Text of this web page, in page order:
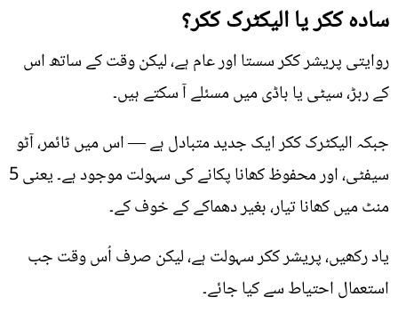
سادہ ککر یا الیکٹرک ککر؟
روایتی پریشر ککر سستا اور عام ہے، لیکن وقت کے ساتھ اس
کے ربڑ، سیٹی یا باڈی میں مسئلے آ سکتے ہیں۔
جبکہ الیکٹرک ککر ایک جدید متبادل ہے — اس میں ٹائمر، آٹو
سیفٹی، اور محفوظ کھانا پکانے کی سہولت موجود ہے۔ یعنی 5
منٹ میں کھانا تیار، بغیر دھماکے کے خوف کے۔
یاد رکھیں، پریشر ککر سہولت ہے، لیکن صرف اُس وقت جب
استعمال احتیاط سے کیا جائے۔